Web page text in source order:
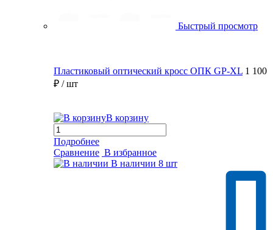
Быстрый просмотр
Пластиковый оптический кросс ОПК GP-XL 1 100
₽ / шт
В корзину
Подробнее
Сравнение В избранное
В наличии 8 шт